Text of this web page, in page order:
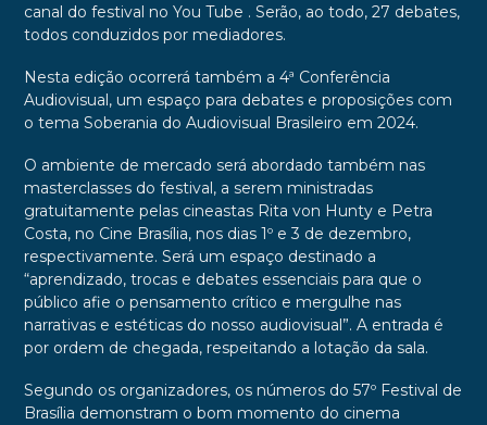
canal do festival no You Tube . Serão, ao todo, 27 debates,
todos conduzidos por mediadores.
Nesta edição ocorrerá também a 4ª Conferência
Audiovisual, um espaço para debates e proposições com
o tema Soberania do Audiovisual Brasileiro em 2024.
O ambiente de mercado será abordado também nas
masterclasses do festival, a serem ministradas
gratuitamente pelas cineastas Rita von Hunty e Petra
Costa, no Cine Brasília, nos dias 1º e 3 de dezembro,
respectivamente. Será um espaço destinado a
“aprendizado, trocas e debates essenciais para que o
público afie o pensamento crítico e mergulhe nas
narrativas e estéticas do nosso audiovisual”. A entrada é
por ordem de chegada, respeitando a lotação da sala.
Segundo os organizadores, os números do 57º Festival de
Brasília demonstram o bom momento do cinema